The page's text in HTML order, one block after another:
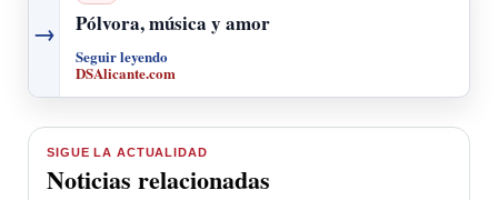
→ Pólvora, música y amor
Seguir leyendo
DSAlicante.com
SIGUE LA ACTUALIDAD
Noticias relacionadas